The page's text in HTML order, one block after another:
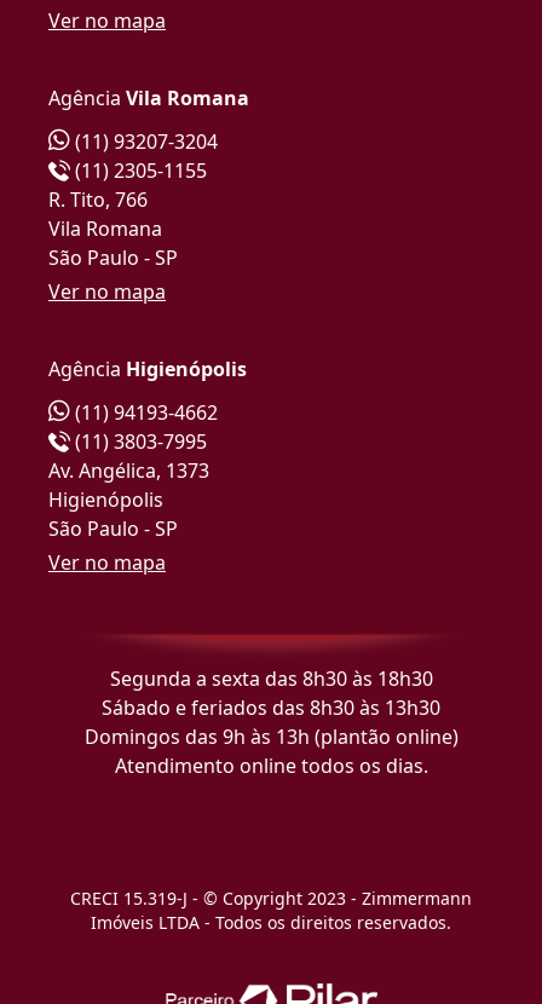
Ver no mapa
Agência Vila Romana
(11) 93207-3204
(11) 2305-1155
R. Tito, 766
Vila Romana
São Paulo - SP
Ver no mapa
Agência Higienópolis
(11) 94193-4662
(11) 3803-7995
Av. Angélica, 1373
Higienópolis
São Paulo - SP
Ver no mapa
Segunda a sexta das 8h30 às 18h30
Sábado e feriados das 8h30 às 13h30
Domingos das 9h às 13h (plantão online)
Atendimento online todos os dias.
CRECI 15.319-J - © Copyright 2023 - Zimmermann
Imóveis LTDA - Todos os direitos reservados.